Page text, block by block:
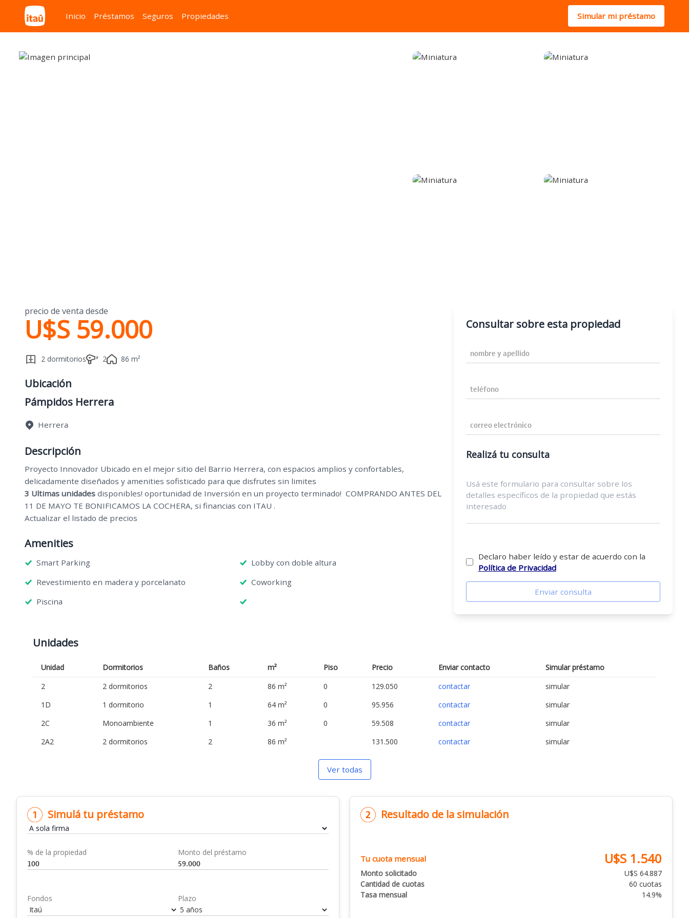
Inicio Préstamos Seguros Propiedades Simular mi préstamo
precio de venta desde
U$S 59.000
2 dormitorios 2 86 m²
Ubicación
Pámpidos Herrera
Herrera
Descripción
Proyecto Innovador Ubicado en el mejor sitio del Barrio Herrera, con espacios amplios y confortables,
delicadamente diseñados y amenities sofisticado para que disfrutes sin limites
3 Ultimas unidades disponibles! oportunidad de Inversión en un proyecto terminado! COMPRANDO ANTES DEL
11 DE MAYO TE BONIFICAMOS LA COCHERA, si financias con ITAU .
Actualizar el listado de precios
Amenities
Smart Parking
Lobby con doble altura
Revestimiento en madera y porcelanato
Coworking
Piscina
Consultar sobre esta propiedad
Realizá tu consulta
Declaro haber leído y estar de acuerdo con la
Política de Privacidad
Enviar consulta
Unidades
Unidad Dormitorios Baños m² Piso Precio Enviar contacto
Simular préstamo
2
2 dormitorios 2 86 m² 0 129.050 contactar
simular
1D
1 dormitorio 1 64 m² 0 95.956 contactar
simular
2C
Monoambiente 1 36 m² 0 59.508 contactar
simular
2A2
2 dormitorios 2 86 m² 131.500 contactar simular
Ver todas
Simulá tu préstamo
% de la propiedad Monto del préstamo
Fondos Plazo
Resultado de la simulación
Tu cuota mensual U$S 1.540
Monto solicitado
U$S 64.887
Cantidad de cuotas
60 cuotas
Tasa mensual
14.9%